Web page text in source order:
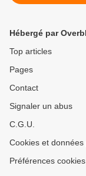
commencent à
Hébergé par
Top articles
Pages
Contact
Signaler un abus
C.G.U.
Cookies et
Préférences cookies